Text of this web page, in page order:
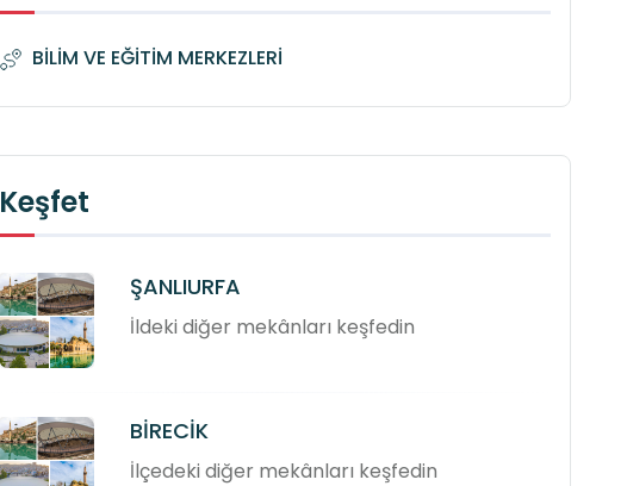
BİLİM VE EĞİTİM MERKEZLERİ
Keşfet
ŞANLIURFA
İldeki diğer mekânları keşfedin
BİRECİK
İlçedeki diğer mekânları keşfedin